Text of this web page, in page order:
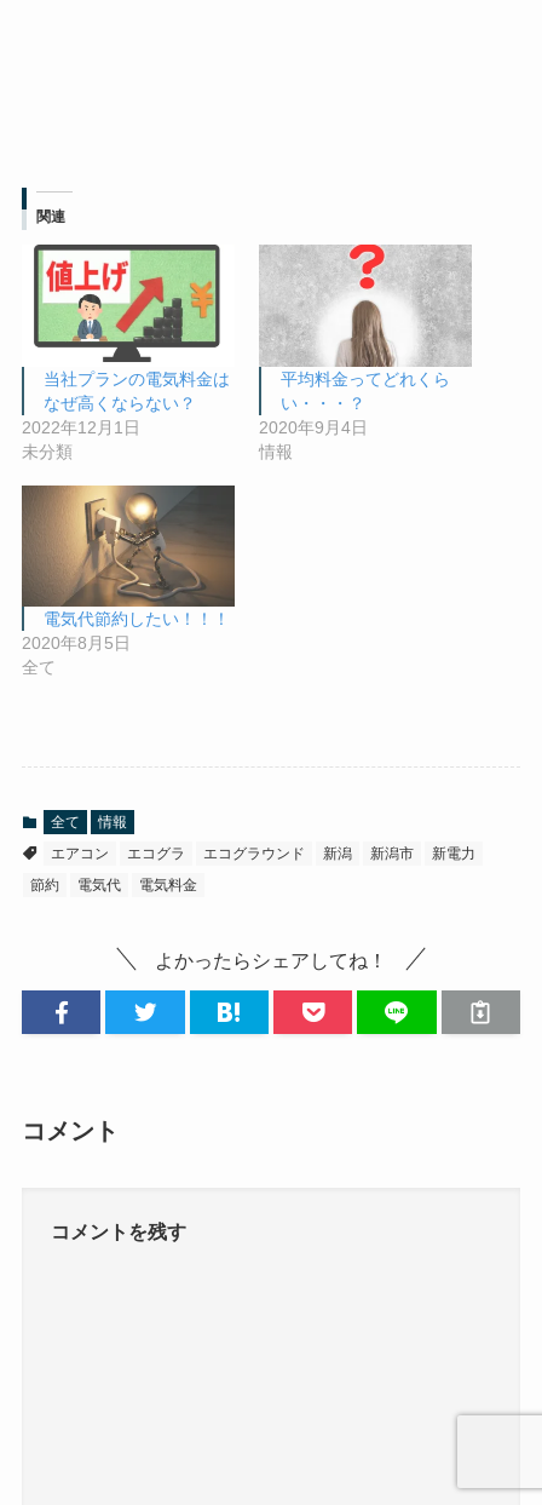
関連
当社プランの電気料金は
なぜ高くならない？
2022年12月1日
未分類
平均料金ってどれくら
い・・・？
2020年9月4日
情報
電気代節約したい！！！
2020年8月5日
全て
全て
情報
エアコン
エコグラ エコグラウンド 新潟 新潟市
新電力
節約
電気代 電気料金
よかったらシェアしてね！
コメント
コメントを残す